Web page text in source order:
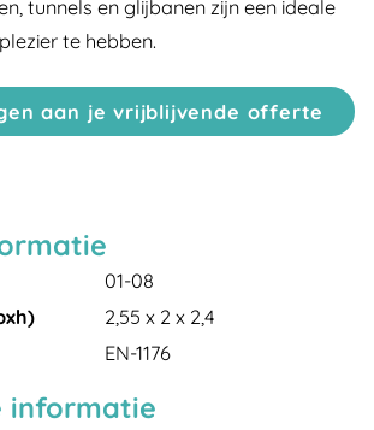
tunnels en glijbanen zijn een ideale
te hebben.
aan je vrijblijvende offerte
01-08
2,55 x 2 x 2,4
EN-1176
informatie